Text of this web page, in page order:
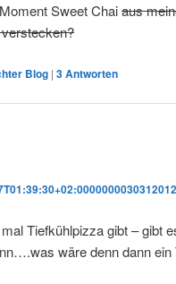
Sweet Chaiaus
Blog | 3Antworten
Tiefkühlpizza gibt – gibt
wäre denn dann ein